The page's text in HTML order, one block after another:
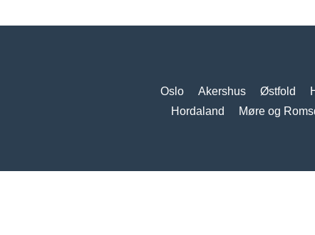
Oslo Akershus Østfold
Hordaland
Møre og